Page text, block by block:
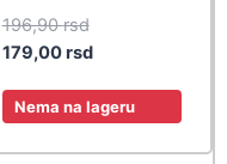
196,90rsdOriginal
price
196,90 rsd.
179,00rsdCurrent
is:
Nema na lageru